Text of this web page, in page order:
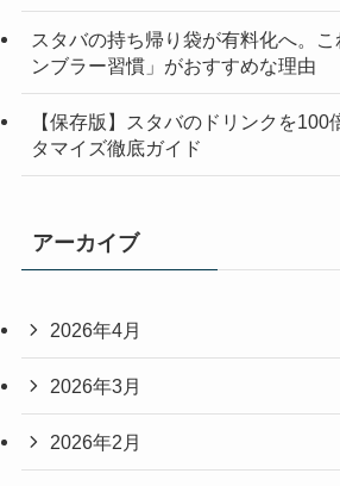
スタバの持ち帰り袋が有料化へ。
ンブラー習慣」がおすすめな理由
【保存版】スタバのドリンクを100
タマイズ徹底ガイド
アーカイブ
2026年4月
2026年3月
2026年2月